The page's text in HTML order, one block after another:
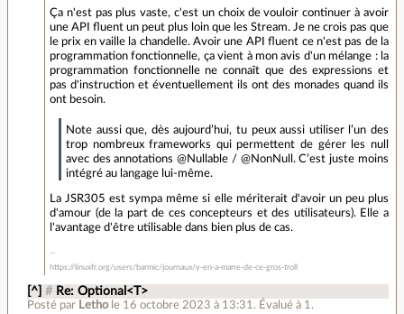
Ça n'est pas plus vaste, c'est un choix de vouloir continuer à avoir
une API fluent un peut plus loin que les Stream. Je ne crois pas que
le prix en vaille la chandelle. Avoir une API fluent ce n'est pas de la
programmation fonctionnelle, ça vient à mon avis d'un mélange : la
programmation fonctionnelle ne connaît que des expressions et
pas d'instruction et éventuellement ils ont des monades quand ils
ont besoin.
Note aussi que, dès aujourd’hui, tu peux aussi utiliser l’un des
trop nombreux frameworks qui permettent de gérer les null
avec des annotations @Nullable / @NonNull. C’est juste moins
intégré au langage lui-même.
La JSR305 est sympa même si elle mériterait d'avoir un peu plus
d'amour (de la part de ces concepteurs et des utilisateurs). Elle a
l'avantage d'être utilisable dans bien plus de cas.
https://linuxfr.org/users/barmic/journaux/y-en-a-marre-de-ce-gros-troll
[^] # Re: Optional<T>
Posté par Letho le 16 octobre 2023 à 13:31 . Évalué à 1 .